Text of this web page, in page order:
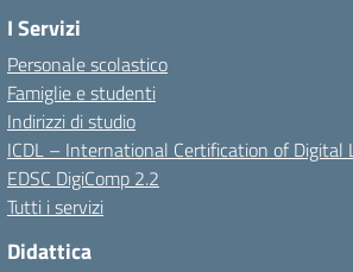
I Servizi
Personale scolastico
Famiglie e studenti
Indirizzi di studio
ICDL – International Certification of Digital
EDSC DigiComp 2.2
Tutti i servizi
Didattica